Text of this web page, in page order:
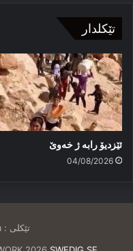
تێکلدار
ئێزدیۆ رابە ژ خەوێ
04/08/2026
تێکلی :